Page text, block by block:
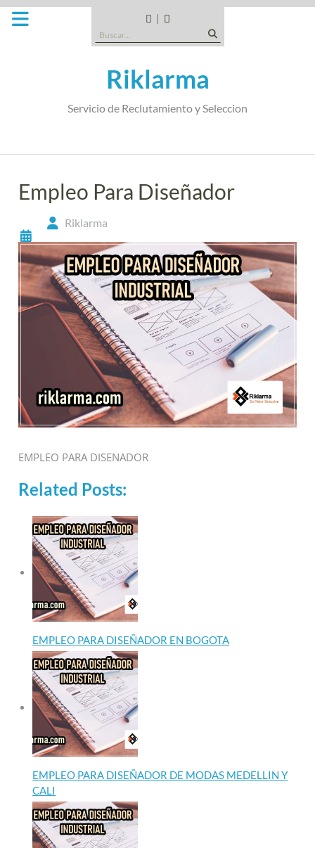
Saltar
CANDIDATOS
TIPO
EMPRESA
SOMOS
Buscar:
Riklarma
Servicio de Reclutamiento y Seleccion
Empleo Para Diseñador
Riklarma
EMPLEO PARA DISENADOR
Related Posts:
EMPLEO PARA DISEÑADOR EN BOGOTA
EMPLEO PARA DISEÑADOR DE MODAS MEDELLIN Y
CALI